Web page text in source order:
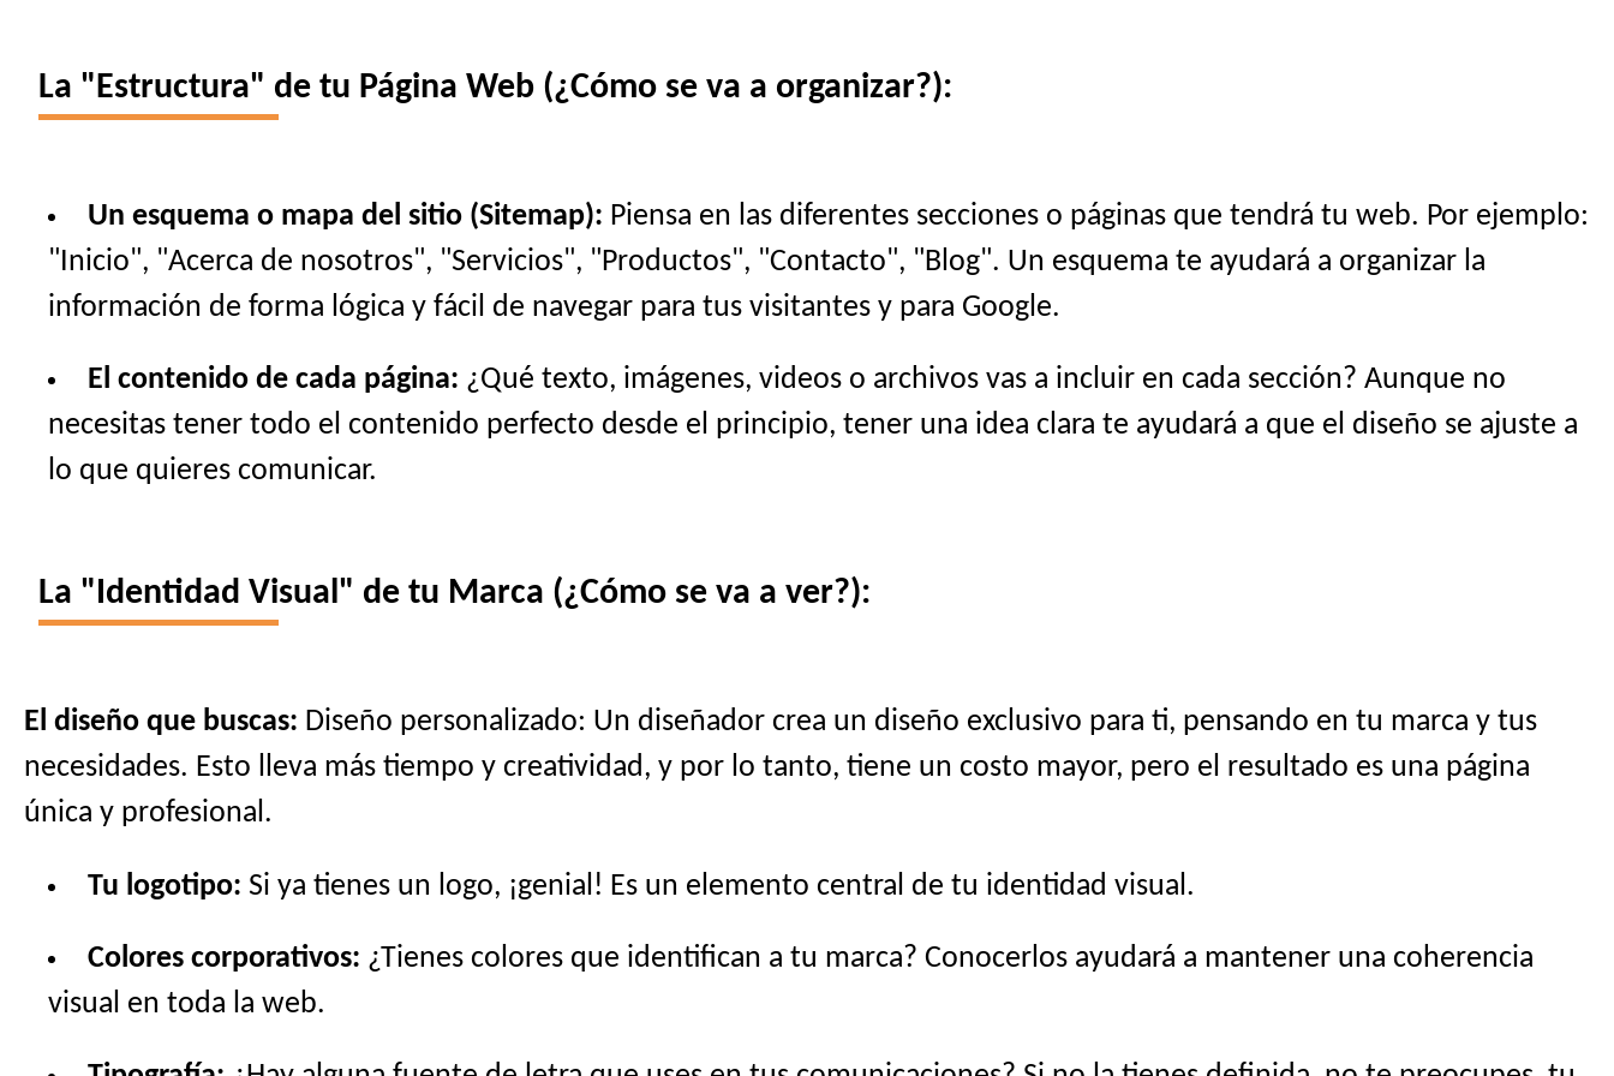
La "Estructura" de tu Página Web (¿Cómo se va a organizar?):
Un esquema o mapa del sitio (Sitemap): Piensa en las diferentes secciones o páginas que tendrá tu web. Por ejemplo:
"Inicio", "Acerca de nosotros", "Servicios", "Productos", "Contacto", "Blog". Un esquema te ayudará a organizar la
información de forma lógica y fácil de navegar para tus visitantes y para Google.
El contenido de cada página: ¿Qué texto, imágenes, videos o archivos vas a incluir en cada sección? Aunque no
necesitas tener todo el contenido perfecto desde el principio, tener una idea clara te ayudará a que el diseño se ajuste a
lo que quieres comunicar.
La "Identidad Visual" de tu Marca (¿Cómo se va a ver?):
El diseño que buscas: Diseño personalizado: Un diseñador crea un diseño exclusivo para ti, pensando en tu marca y tus
necesidades. Esto lleva más tiempo y creatividad, y por lo tanto, tiene un costo mayor, pero el resultado es una página
única y profesional.
Tu logotipo: Si ya tienes un logo, ¡genial! Es un elemento central de tu identidad visual.
Colores corporativos: ¿Tienes colores que identifican a tu marca? Conocerlos ayudará a mantener una coherencia
visual en toda la web.